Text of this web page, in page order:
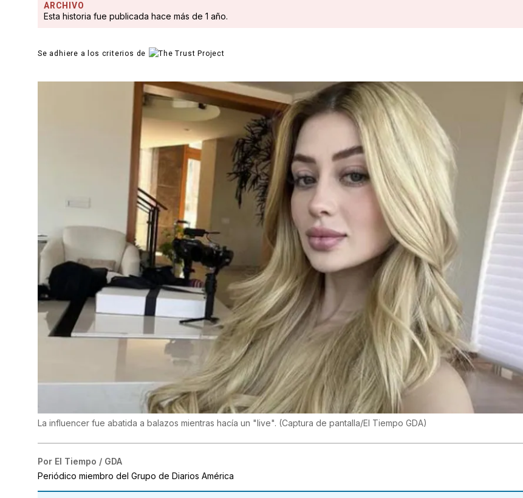
ARCHIVO
Esta historia fue publicada hace más de 1 año.
Se adhiere a los criterios de
La influencer fue abatida a balazos mientras hacía un "live". (Captura de pantalla/El Tiempo GDA)
Por El Tiempo / GDA
Periódico miembro del Grupo de Diarios América